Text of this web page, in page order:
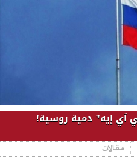
آي إيه" دمية روسية!
مقالات